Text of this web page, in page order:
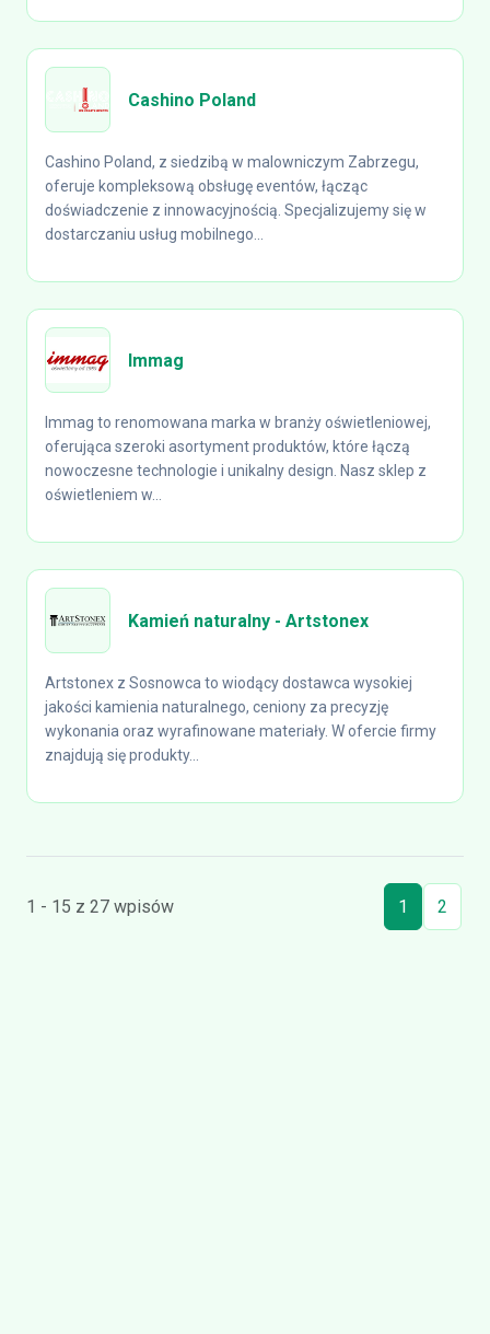
Cashino Poland
Cashino Poland, z siedzibą w malowniczym Zabrzegu,
oferuje kompleksową obsługę eventów, łącząc
doświadczenie z innowacyjnością. Specjalizujemy się w
dostarczaniu usług mobilnego...
Immag
Immag to renomowana marka w branży oświetleniowej,
oferująca szeroki asortyment produktów, które łączą
nowoczesne technologie i unikalny design. Nasz sklep z
oświetleniem w...
Kamień naturalny - Artstonex
Artstonex z Sosnowca to wiodący dostawca wysokiej
jakości kamienia naturalnego, ceniony za precyzję
wykonania oraz wyrafinowane materiały. W ofercie firmy
znajdują się produkty...
1 - 15 z 27 wpisów 1 2